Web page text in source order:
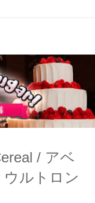
/ アベ
ルトロン